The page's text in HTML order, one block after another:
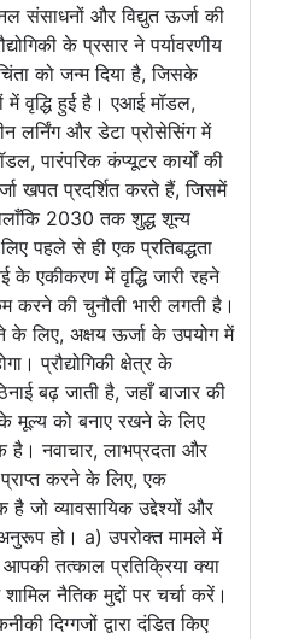
संसाधनों और विद्युत ऊर्जा की
के प्रसार ने पर्यावरणीय
को जन्म दिया है, जिसके
में वृद्धि हुई है। एआई मॉडल,
लर्निंग और डेटा प्रोसेसिंग में
पारंपरिक कंप्यूटर कार्यों की
खपत प्रदर्शित करते हैं, जिसमें
2030 तक शुद्ध शून्य
पहले से ही एक प्रतिबद्धता
एकीकरण में वृद्धि जारी रहने
करने की चुनौती भारी लगती है।
के लिए, अक्षय ऊर्जा के उपयोग में
प्रौद्योगिकी क्षेत्र के
बढ़ जाती है, जहाँ बाजार की
मूल्य को बनाए रखने के लिए
नवाचार, लाभप्रदता और
करने के लिए, एक
जो व्यावसायिक उद्देश्यों और
अनुरूप हो। a) उपरोक्त मामले में
तत्काल प्रतिक्रिया क्या
नैतिक मुद्दों पर चर्चा करें।
दिग्गजों द्वारा दंडित किए